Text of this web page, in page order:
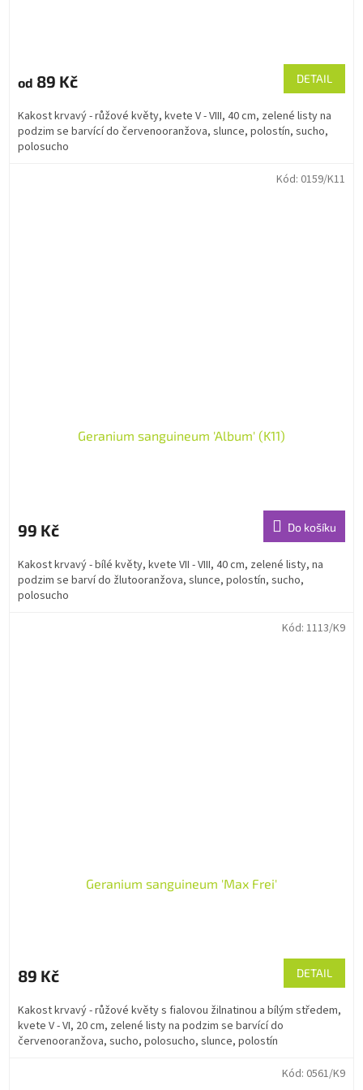
od 89 Kč DETAIL
Kakost krvavý - růžové květy, kvete V - VIII, 40 cm, zelené listy na
podzim se barvící do červenooranžova, slunce, polostín, sucho,
polosucho
Geranium sanguineum 'Album' (K11)
99 Kč Do košíku
Kakost krvavý - bílé květy, kvete VII - VIII, 40 cm, zelené listy, na
podzim se barví do žlutooranžova, slunce, polostín, sucho,
polosucho
Kód: 0159/K11
Geranium sanguineum 'Max Frei'
89 Kč DETAIL
Kakost krvavý - růžové květy s fialovou žilnatinou a bílým středem,
kvete V - VI, 20 cm, zelené listy na podzim se barvící do
červenooranžova, sucho, polosucho, slunce, polostín
Kód: 1113/K9
Kód: 0561/K9